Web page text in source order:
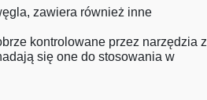
zawiera również inne
kontrolowane przez narzędzia z
się one do stosowania w